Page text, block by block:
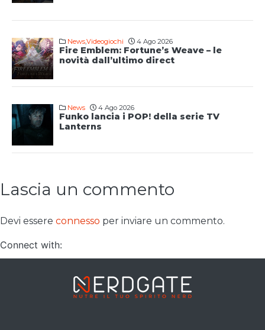
News,Videogiochi 4 Ago 2026
Fire Emblem: Fortune’s Weave – le
novità dall’ultimo direct
News 4 Ago 2026
Funko lancia i POP! della serie TV
Lanterns
Lascia un commento
Devi essere connesso per inviare un commento.
Connect with: